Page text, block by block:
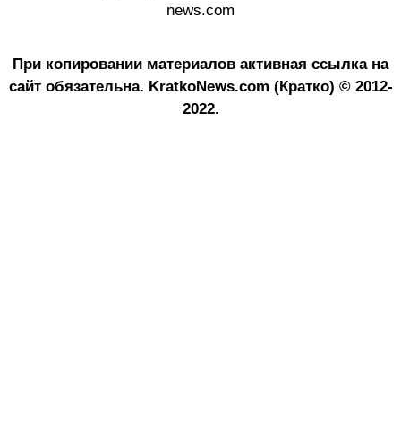
news.com
При копировании материалов активная ссылка на
сайт обязательна. KratkoNews.com (Кратко) © 2012-
2022.